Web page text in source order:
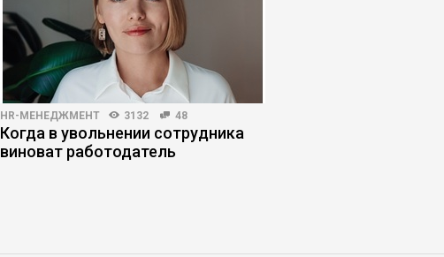
HR-МЕНЕДЖМЕНТ 3132 48
Когда в увольнении сотрудника
виноват работодатель